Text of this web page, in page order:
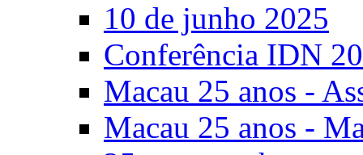
10 de junho 2025
Conferência IDN
Macau 25 anos -
Macau 25 anos -